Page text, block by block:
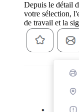
Depuis le détail
votre sélection,
de travail et la